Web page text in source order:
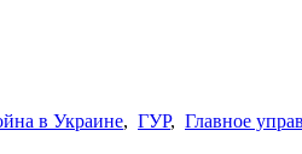
в Украине, ГУР, Главное